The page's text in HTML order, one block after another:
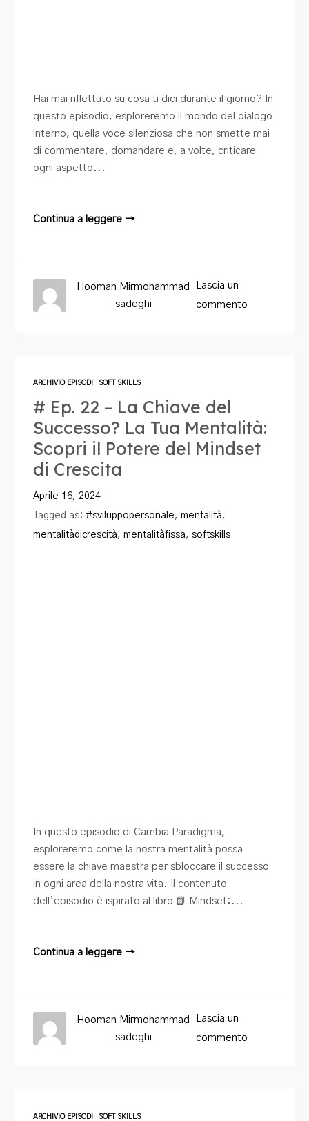
Hai mai riflettuto su cosa ti dici durante il giorno? In
questo episodio, esploreremo il mondo del dialogo
interno, quella voce silenziosa che non smette mai
di commentare, domandare e, a volte, criticare
ogni aspetto...
Continua a leggere →
Lascia un
commento
Hooman Mirmohammad
sadeghi
ARCHIVIO EPISODI SOFT SKILLS
# Ep. 22 – La Chiave del
Successo? La Tua Mentalità:
Scopri il Potere del Mindset
di Crescita
Aprile 16, 2024
Tagged as:#sviluppopersonale,mentalità,
mentalitàdicrescità,mentalitàfissa,softskills
In questo episodio di Cambia Paradigma,
esploreremo come la nostra mentalità possa
essere la chiave maestra per sbloccare il successo
in ogni area della nostra vita. Il contenuto
dell’episodio è ispirato al libro 📗 Mindset:...
Continua a leggere →
Lascia un
commento
Hooman Mirmohammad
sadeghi
ARCHIVIO EPISODI SOFT SKILLS